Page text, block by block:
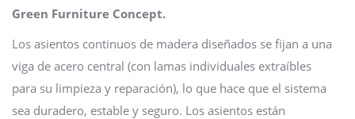
Green Furniture Concept.
Los asientos continuos de madera diseñados se fijan a una
viga de acero central (con lamas individuales extraíbles
para su limpieza y reparación), lo que hace que el sistema
sea duradero, estable y seguro. Los asientos están